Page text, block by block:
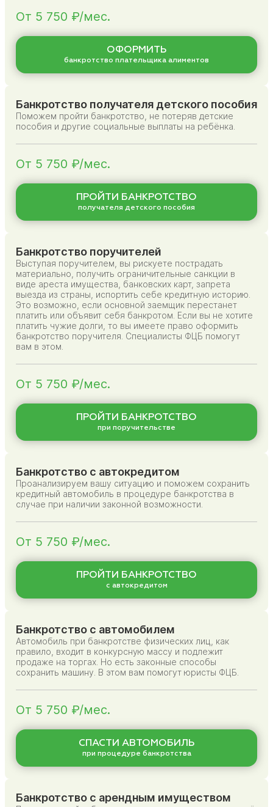
От 5 750 ₽/мес.
ОФОРМИТЬ
банкротство плательщика алиментов
Банкротство получателя детского пособия
Поможем пройти банкротство, не потеряв детские
пособия и другие социальные выплаты на ребёнка.
От 5 750 ₽/мес.
ПРОЙТИ БАНКРОТСТВО
получателя детского пособия
Банкротство поручителей
Выступая поручителем, вы рискуете пострадать
материально, получить ограничительные санкции в
виде ареста имущества, банковских карт, запрета
выезда из страны, испортить себе кредитную историю.
Это возможно, если основной заемщик перестанет
платить или объявит себя банкротом. Если вы не хотите
платить чужие долги, то вы имеете право оформить
банкротство поручителя. Специалисты ФЦБ помогут
вам в этом.
От 5 750 ₽/мес.
ПРОЙТИ БАНКРОТСТВО
при поручительстве
Банкротство с автокредитом
Проанализируем вашу ситуацию и поможем сохранить
кредитный автомобиль в процедуре банкротства в
случае при наличии законной возможности.
От 5 750 ₽/мес.
ПРОЙТИ БАНКРОТСТВО
с автокредитом
Банкротство с автомобилем
Автомобиль при банкротстве физических лиц, как
правило, входит в конкурсную массу и подлежит
продаже на торгах. Но есть законные способы
сохранить машину. В этом вам помогут юристы ФЦБ.
От 5 750 ₽/мес.
СПАСТИ АВТОМОБИЛЬ
при процедуре банкротства
Банкротство с арендным имуществом